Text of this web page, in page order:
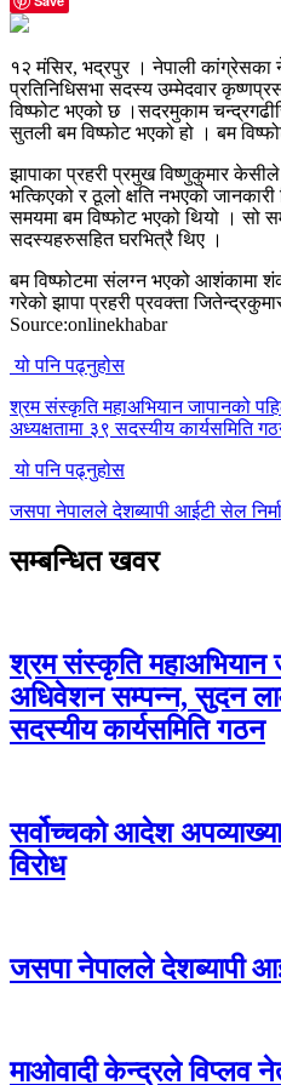
१२ मंसिर, भद्रपुर । नेपाली कांग्रेसका
प्रतिनिधिसभा सदस्य उम्मेदवार
विष्फोट भएको छ ।सदरमुकाम
सुतली बम विष्फोट भएको हो । बम
झापाका प्रहरी प्रमुख विष्णुकुमार
भत्किएको र ठूलो क्षति नभएको
समयमा बम विष्फोट भएको थियो । सो
सदस्यहरुसहित घरभित्रै थिए ।
बम विष्फोटमा संलग्न भएको आशंकामा
गरेको झापा प्रहरी प्रवक्ता
Source:onlinekhabar
यो पनि पढ्नुहोस
श्रम संस्कृति महाअभियान जापानको
अध्यक्षतामा ३९ सदस्यीय कार्यसमिति
यो पनि पढ्नुहोस
जसपा नेपालले देशब्यापी आईटी सेल
सम्बन्धित खवर
श्रम संस्कृति महाअभियान
अधिवेशन सम्पन्न, सुदन
सदस्यीय कार्यसमिति गठन
सर्वोच्चको आदेश
विरोध
जसपा नेपालले देशब्यापी
माओवादी केन्द्रले विप्लव